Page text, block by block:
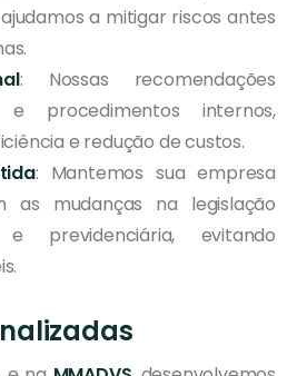
a mitigar riscos antes
: Nossas recomendações
e procedimentos internos,
e redução de custos.
: Mantemos sua empresa
as mudanças na legislação
previdenciária, evitando